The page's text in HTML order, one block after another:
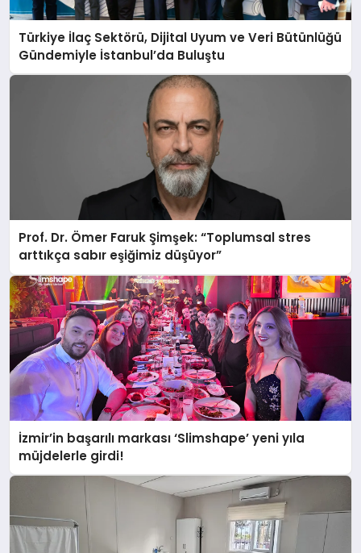
Türkiye İlaç Sektörü, Dijital Uyum ve Veri Bütünlüğü
Gündemiyle İstanbul’da Buluştu
Prof. Dr. Ömer Faruk Şimşek: “Toplumsal stres
arttıkça sabır eşiğimiz düşüyor”
İzmir’in başarılı markası ‘Slimshape’ yeni yıla
müjdelerle girdi!